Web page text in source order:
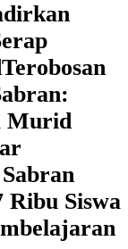
‎Terobosan
Murid
Siswa